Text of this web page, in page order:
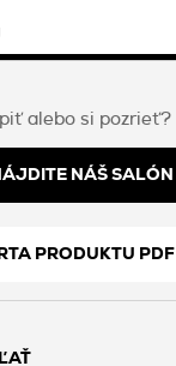
alebo si pozrieť?
NÁŠ SALÓN
PRODUKTU PDF